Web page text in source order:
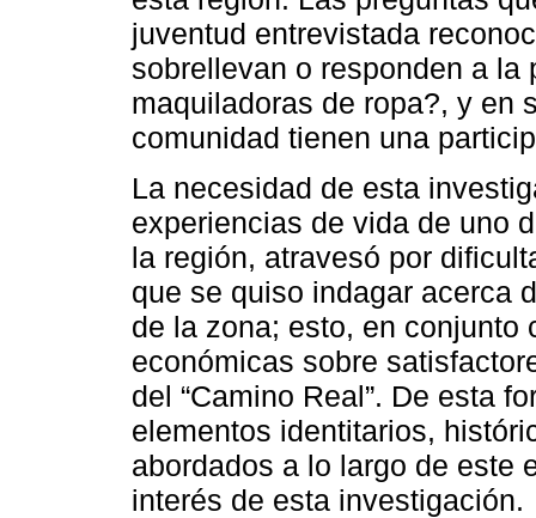
juventud entrevistada
sobrellevan o responden a la
maquiladoras de ropa?, y en
comunidad tienen una
La necesidad de esta
experiencias de vida de uno
la región, atravesó por
que se quiso indagar acerca
de la zona; esto, en
económicas sobre
del “Camino Real”. De esta
elementos identitarios,
abordados a lo largo de este
interés de esta investigación.